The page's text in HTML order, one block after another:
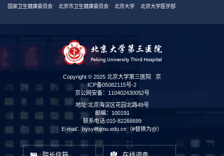
国家卫生健康委员会 北京市卫生健康委员会 北京大学 北京大学医学部
Copyright © 2025 北京大学第三医院 京
ICP备05082115号-2
京公网安备：110402430052号
地址:北京海淀区花园北路49号
邮编：100191
联系电话:010-82266699
E-mail：bysy#bjmu.edu.cn（#替换为@）